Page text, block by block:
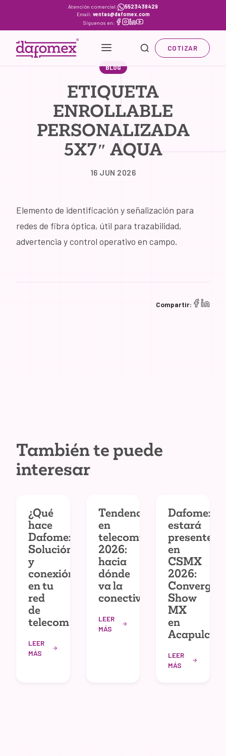
content
Atención comercial:
5523438429
Email: ventas@dafomex.com
Síguenos en:
COTIZAR
BLOG
ETIQUETA
ENROLLABLE
PERSONALIZADA
5X7″ AQUA
16 JUN 2026
Elemento de identificación y señalización para
redes de fibra óptica, útil para trazabilidad,
advertencia y control operativo en campo.
Compartir:
También te puede
interesar
¿Qué
hace
Dafomex?
Solución
y
conexión
en tu
red
de
telecom
LEER
MÁS
Tendencias
en
telecomunicaciones
2026:
hacia
dónde
va la
conectividad
LEER
MÁS
Dafomex
estará
presente
en
CSMX
2026:
Show
MX
en
Acapulco
LEER
MÁS